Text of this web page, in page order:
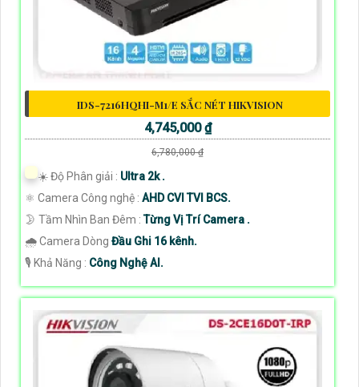
IDS-7216HQHI-M1/E SẮC NÉT HIKVISION
4,745,000 ₫
6,780,000 ₫
☀️ Độ Phân giải : Ultra 2k .
⚛️ Camera Công nghệ : AHD CVI TVI BCS.
🌛 Tầm Nhìn Ban Đêm :Từng Vị Trí Camera .
🌧️ Camera Dòng Đầu Ghi 16 kênh.
️🎙 Khả Năng : Công Nghệ AI.